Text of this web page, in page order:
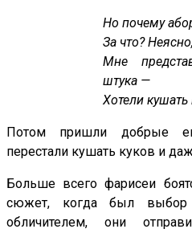
Но почему
За что?
Мне
штука —
Хотели кушать
Потом пришли добрые
перестали кушать куков и
Больше всего фарисеи
сюжет, когда был
обличителем, они